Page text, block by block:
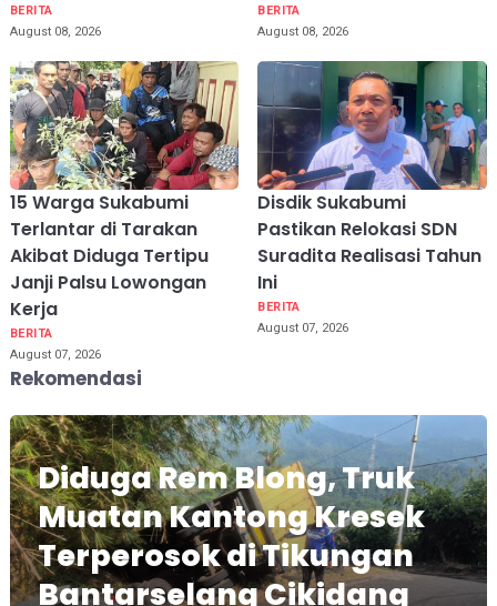
BERITA
August 08, 2026
BERITA
August 08, 2026
15 Warga Sukabumi
Terlantar di Tarakan
Akibat Diduga Tertipu
Janji Palsu Lowongan
Kerja
BERITA
August 07, 2026
Disdik Sukabumi
Pastikan Relokasi SDN
Suradita Realisasi Tahun
Ini
BERITA
August 07, 2026
Rekomendasi
Diduga Rem Blong, Truk
Muatan Kantong Kresek
Terperosok di Tikungan
Bantarselang Cikidang